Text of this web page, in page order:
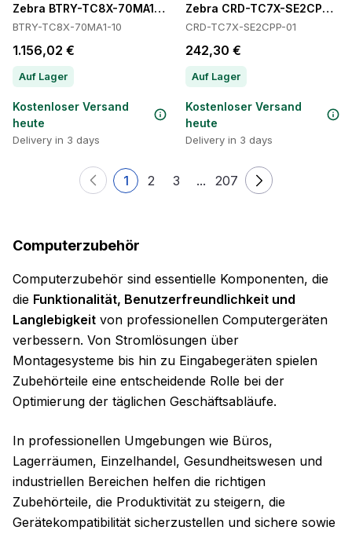
Zebra BTRY-TC8X-70MA1-10 Batteries
BTRY-TC8X-70MA1-10
1.156,02 €
Auf Lager
Kostenloser Versand
heute
Delivery in 3 days
Zebra CRD-TC7X-SE2CPP-
CRD-TC7X-SE2CPP-01
242,30 €
Auf Lager
Kostenloser Versand
heute
Delivery in 3 days
1 2 3 ... 207
Computerzubehör
Computerzubehör sind essentielle Komponenten, die
die Funktionalität, Benutzerfreundlichkeit und
Langlebigkeit von professionellen Computergeräten
verbessern. Von Stromlösungen über
Montagesysteme bis hin zu Eingabegeräten spielen
Zubehörteile eine entscheidende Rolle bei der
Optimierung der täglichen Geschäftsabläufe.
In professionellen Umgebungen wie Büros,
Lagerräumen, Einzelhandel, Gesundheitswesen und
industriellen Bereichen helfen die richtigen
Zubehörteile, die Produktivität zu steigern, die
Gerätekompatibilität sicherzustellen und sichere sowie